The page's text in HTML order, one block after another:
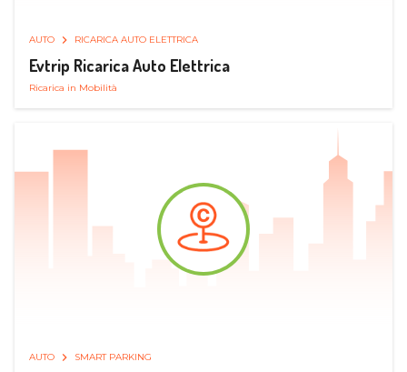
AUTO RICARICA AUTO ELETTRICA
Evtrip Ricarica Auto Elettrica
Ricarica in Mobilità
AUTO SMART PARKING